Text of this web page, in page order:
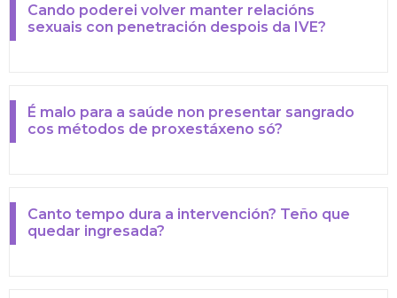
Cando poderei volver manter relacións
sexuais con penetración despois da IVE?
É malo para a saúde non presentar sangrado
cos métodos de proxestáxeno só?
Canto tempo dura a intervención? Teño que
quedar ingresada?